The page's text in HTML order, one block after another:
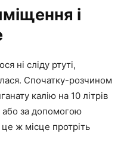
і
ні сліду ртуті,
Спочатку-розчином
калію на 10 літрів
або за допомогою
ж місце протріть